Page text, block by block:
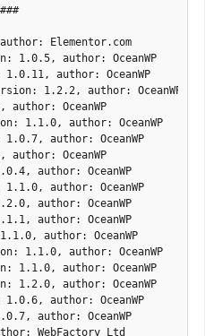
Elementor.com
1.0.5, author: OceanWP
author: OceanWP
1.2.2, author: OceanWP
OceanWP
1.1.0, author: OceanWP
author: OceanWP
OceanWP
author: OceanWP
author: OceanWP
author: OceanWP
author: OceanWP
author: OceanWP
1.1.0, author: OceanWP
1.1.0, author: OceanWP
1.2.0, author: OceanWP
author: OceanWP
author: OceanWP
WebFactory Ltd